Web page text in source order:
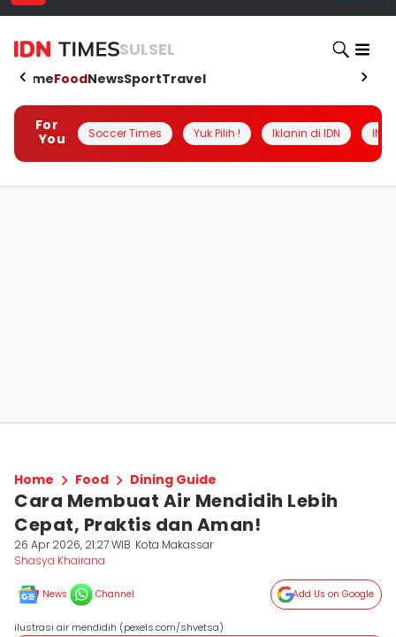
SULSEL
HomeFoodNewsSportTravel
For
You
Soccer Times Yuk Pilih ! Iklanin di IDN
Home Food Dining Guide
Cara Membuat Air Mendidih Lebih
Cepat, Praktis dan Aman!
26 Apr 2026, 21:27 WIB Kota Makassar
Shasya Khairana
News Channel Add Us on Google
ilustrasi air mendidih (pexels.com/shvetsa)